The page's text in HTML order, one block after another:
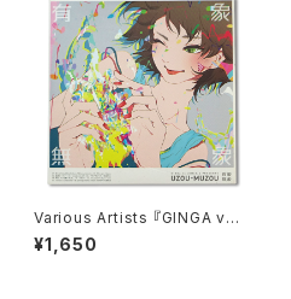
Various Artists 『GINGA vs
U/M/A/A presents “有象無
象”』
¥1,650